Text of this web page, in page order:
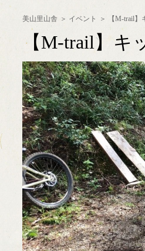
伝統建築 モバイルハウ
MIYAMA森の湯治
場
カフェ美山里山舎 ピコ水力発
極小規模木質資源
フル活用
簡易製材機 ウ
マイザー
薪ストーブ 薪ボイラー
美山里山舎 イベント 【M-trail
【M-trail】キ